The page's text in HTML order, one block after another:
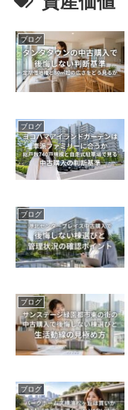
ブログ
ブログ
ブログ
ブログ
ブログ